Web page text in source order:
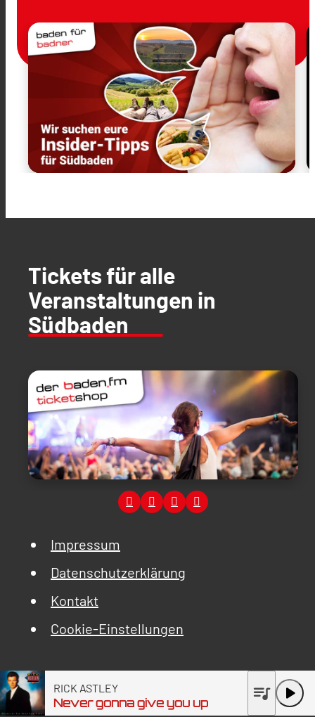
Tickets für alle
Veranstaltungen in
Südbaden
Impressum
Datenschutzerklärung
Kontakt
Cookie-Einstellungen
RICK ASTLEY
Never gonna give you up play_arrow
queue_music